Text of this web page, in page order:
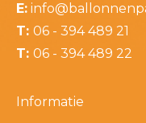
E:
T: 06 - 394 489 21
T: 06 - 394 489 22
Informatie